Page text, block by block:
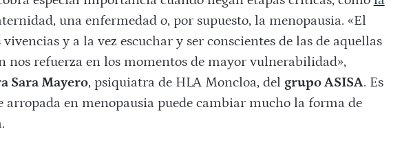
una enfermedad o, por supuesto, la menopausia. «El
y a la vez escuchar y ser conscientes de las de aquellas
nos refuerza en los momentos de mayor vulnerabilidad»,
Sara Mayero, psiquiatra de HLA Moncloa, del grupo ASISA. Es
arropada en menopausia puede cambiar mucho la forma de